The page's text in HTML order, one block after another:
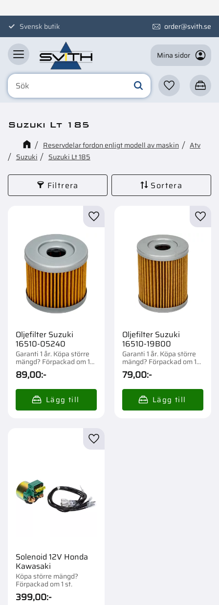
MenySvensk butik order@svith.se
Mina sidor
Favoriter
Suzuki Lt 185
Reservdelar fordon enligt modell av maskin
Atv
Suzuki
Suzuki Lt 185
Filtrera Sortera
Oljefilter Suzuki
16510-05240
Garanti 1 år. Köpa större
mängd? Förpackad om 1
st.
89,00:-
Lägg till i favoriter
Oljefilter Suzuki
16510-19B00
Garanti 1 år. Köpa större
mängd? Förpackad om 1
st.
79,00:-
Solenoid 12V Honda
Kawasaki
Köpa större mängd?
Förpackad om 1 st.
399,00:-
Lägg till i favoriter